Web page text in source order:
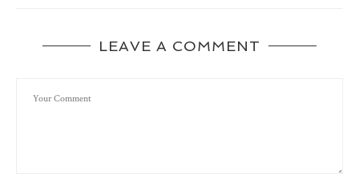
LEAVE A COMMENT